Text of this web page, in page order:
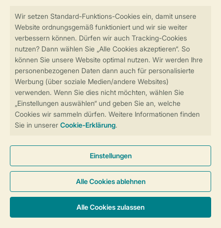
Sicherstellung Deiner Privatsphäre
Weitere Informationen und Einstellungen
Sicher und schnell zur Online-Buchung
Sichere Datenübertragung
Sicheres Bezahlen
Allgemeine Bedingungen Impressum
Cookies und Banner
Barrierefreiheit